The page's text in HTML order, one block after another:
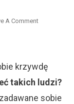
A CommentOn
Krzywdzi
Samego
krzywdę
takich ludzi?
sobie